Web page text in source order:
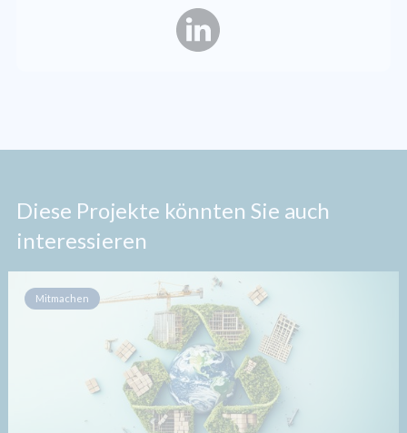
Diese Projekte könnten Sie auch
interessieren
Mitmachen